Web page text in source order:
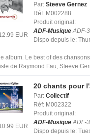
EUR
Par: Steeve Gernez
Réf: M002288
Produit original:
ADF-MusiqueADF-
Dispo depuis le:
album. Le best of des
de Raymond Fau, Steeve
EUR
20 chants pour
Par: Collectif
Réf: M002322
Produit original:
ADF-MusiqueADF-
Dispo depuis le: